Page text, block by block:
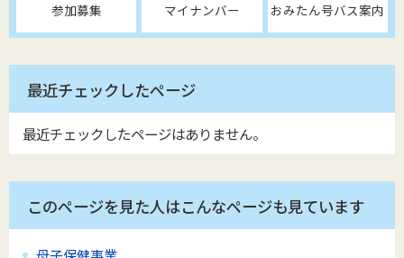
参加募集 マイナンバー おみたん号バス案内
最近チェックしたページ
最近チェックしたページはありません。
このページを見た人はこんなページも見ています